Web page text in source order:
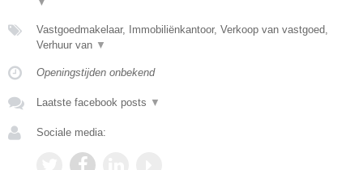
Vastgoedmakelaar, Immobiliënkantoor, Verkoop van vastgoed,
Verhuur van ▼
Openingstijden onbekend
Laatste facebook posts ▼
Sociale media: